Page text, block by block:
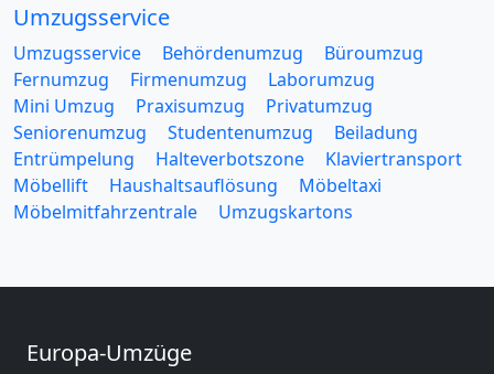
Umzugsservice
Umzugsservice Behördenumzug
Büroumzug
Fernumzug
Firmenumzug
Laborumzug
Mini Umzug
Praxisumzug
Privatumzug
Seniorenumzug
Studentenumzug
Beiladung
Entrümpelung
Halteverbotszone
Klaviertransport
Möbellift
Haushaltsauflösung
Möbeltaxi
Möbelmitfahrzentrale
Umzugskartons
Europa-Umzüge